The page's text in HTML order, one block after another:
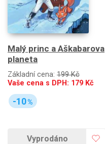
Malý princ a Aškabarova
planeta
Základní cena: 199 Kč
Vaše cena s DPH: 179 Kč
-10%
Vyprodáno